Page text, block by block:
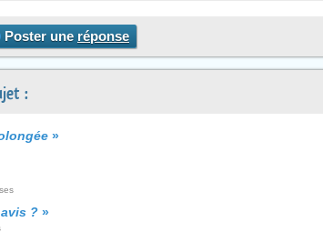
Poster une réponse
:
»
? »